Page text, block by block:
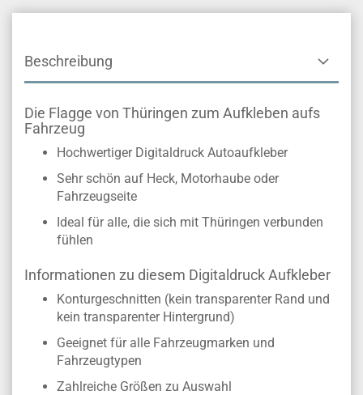
Beschreibung
Die Flagge von Thüringen zum Aufkleben aufs
Fahrzeug
Hochwertiger Digitaldruck Autoaufkleber
Sehr schön auf Heck, Motorhaube oder
Fahrzeugseite
Ideal für alle, die sich mit Thüringen verbunden
fühlen
Informationen zu diesem Digitaldruck Aufkleber
Konturgeschnitten (kein transparenter Rand und
kein transparenter Hintergrund)
Geeignet für alle Fahrzeugmarken und
Fahrzeugtypen
Zahlreiche Größen zu Auswahl